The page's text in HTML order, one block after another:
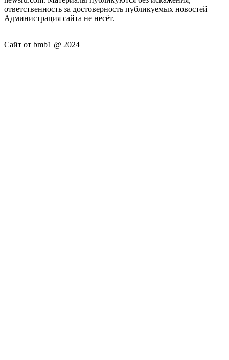
ответственность за достоверность публикуемых новостей
Администрация сайта не несёт.
Сайт от bmb1 @ 2024